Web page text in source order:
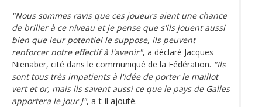
"Nous sommes ravis que ces joueurs aient une chance
de briller à ce niveau et je pense que s'ils jouent aussi
bien que leur potentiel le suppose, ils peuvent
renforcer notre effectif à l'avenir", a déclaré Jacques
Nienaber, cité dans le communiqué de la Fédération. "Ils
sont tous très impatients à l'idée de porter le maillot
vert et or, mais ils savent aussi ce que le pays de Galles
apportera le jour J", a-t-il ajouté.